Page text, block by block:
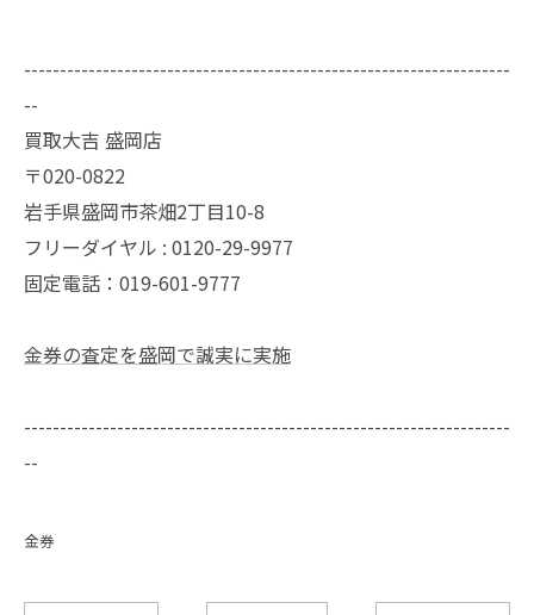
--------------------------------------------------------------------
--
買取大吉 盛岡店
〒020-0822
岩手県盛岡市茶畑2丁目10-8
フリーダイヤル : 0120-29-9977
固定電話：019-601-9777
金券の査定を盛岡で誠実に実施
--------------------------------------------------------------------
--
金券